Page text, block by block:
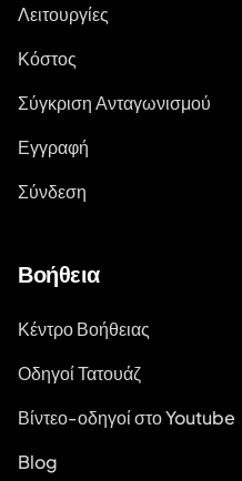
Λειτουργίες
Κόστος
Σύγκριση Ανταγωνισμού
Εγγραφή
Σύνδεση
Βοήθεια
Κέντρο Βοήθειας
Οδηγοί Τατουάζ
Βίντεο-οδηγοί στο Youtube
Blog